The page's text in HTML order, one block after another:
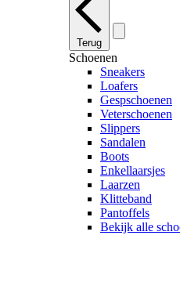
Terug
Schoenen
Sneakers
Loafers
Gespschoenen
Veterschoenen
Slippers
Sandalen
Boots
Enkellaarsjes
Laarzen
Klitteband
Pantoffels
Bekijk alle